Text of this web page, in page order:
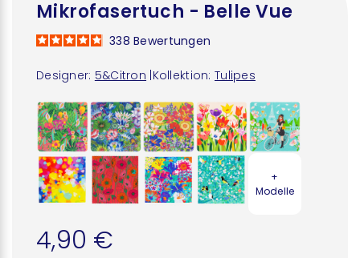
Mikrofasertuch - Belle Vue
Designer: 5&Citron Kollektion: Tulipes
338Bewertungen
+
Modelle
4,90 €